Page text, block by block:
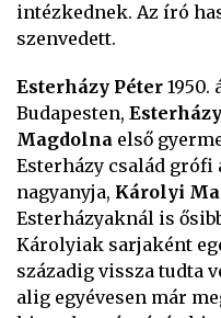
intézkednek. Az író
szenvedett.
Esterházy Péter 1950.
Budapesten,
Magdolna első
Esterházy család grófi
nagyanyja, Károlyi
Esterházyaknál is
Károlyiak sarjaként
századig vissza tudta
alig egyévesen már